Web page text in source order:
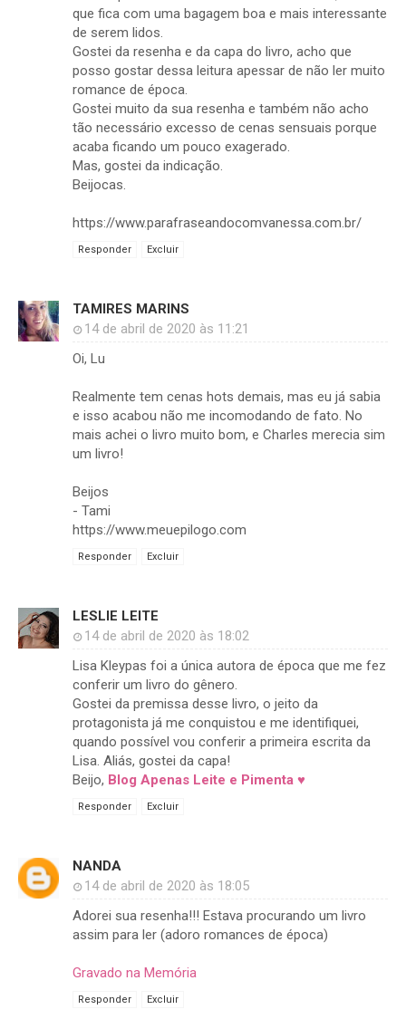
que fica com uma bagagem boa e mais interessante
de serem lidos.
Gostei da resenha e da capa do livro, acho que
posso gostar dessa leitura apessar de não ler muito
romance de época.
Gostei muito da sua resenha e também não acho
tão necessário excesso de cenas sensuais porque
acaba ficando um pouco exagerado.
Mas, gostei da indicação.
Beijocas.
https://www.parafraseandocomvanessa.com.br/
Responder Excluir
TAMIRES MARINS
14 de abril de 2020 às 11:21
Oi, Lu
Realmente tem cenas hots demais, mas eu já sabia
e isso acabou não me incomodando de fato. No
mais achei o livro muito bom, e Charles merecia sim
um livro!
Beijos
- Tami
https://www.meuepilogo.com
Responder Excluir
LESLIE LEITE
14 de abril de 2020 às 18:02
Lisa Kleypas foi a única autora de época que me fez
conferir um livro do gênero.
Gostei da premissa desse livro, o jeito da
protagonista já me conquistou e me identifiquei,
quando possível vou conferir a primeira escrita da
Lisa. Aliás, gostei da capa!
Beijo, Blog Apenas Leite e Pimenta ♥
Responder Excluir
NANDA
14 de abril de 2020 às 18:05
Adorei sua resenha!!! Estava procurando um livro
assim para ler (adoro romances de época)
Gravado na Memória
Responder Excluir